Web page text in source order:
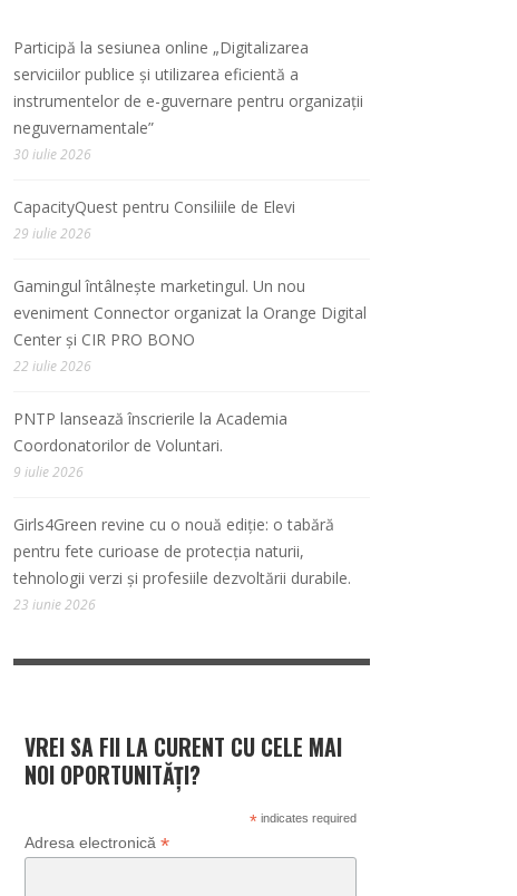
Participă la sesiunea online „Digitalizarea
serviciilor publice și utilizarea eficientă a
instrumentelor de e-guvernare pentru organizații
neguvernamentale”
30 iulie 2026
CapacityQuest pentru Consiliile de Elevi
29 iulie 2026
Gamingul întâlnește marketingul. Un nou
eveniment Connector organizat la Orange Digital
Center și CIR PRO BONO
22 iulie 2026
PNTP lansează înscrierile la Academia
Coordonatorilor de Voluntari.
9 iulie 2026
Girls4Green revine cu o nouă ediție: o tabără
pentru fete curioase de protecția naturii,
tehnologii verzi și profesiile dezvoltării durabile.
23 iunie 2026
VREI SA FII LA CURENT CU CELE MAI
NOI OPORTUNITĂȚI?
*indicates required
Adresa electronică *